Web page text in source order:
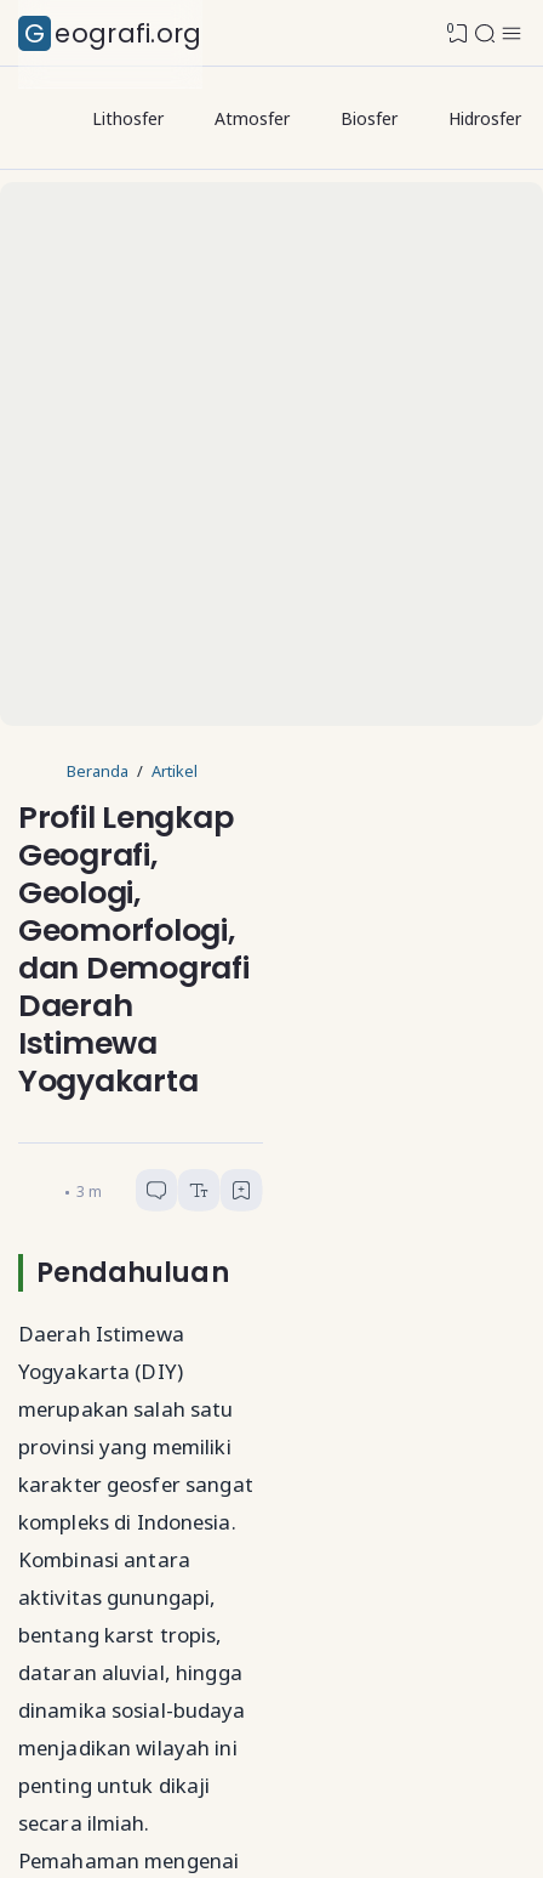
Geografi.org 0
Lithosfer Atmosfer Biosfer Hidrosfer
Beranda Artikel
Profil Lengkap
Geografi,
Geologi,
Geomorfologi,
dan Demografi
Daerah
Istimewa
Yogyakarta
Geograf Muda
3 menit baca
Pendahuluan
Daerah Istimewa
Yogyakarta (DIY)
merupakan salah satu
provinsi yang memiliki
karakter geosfer sangat
kompleks di Indonesia.
Kombinasi antara
aktivitas gunungapi,
bentang karst tropis,
dataran aluvial, hingga
dinamika sosial-budaya
menjadikan wilayah ini
penting untuk dikaji
secara ilmiah.
Pemahaman mengenai